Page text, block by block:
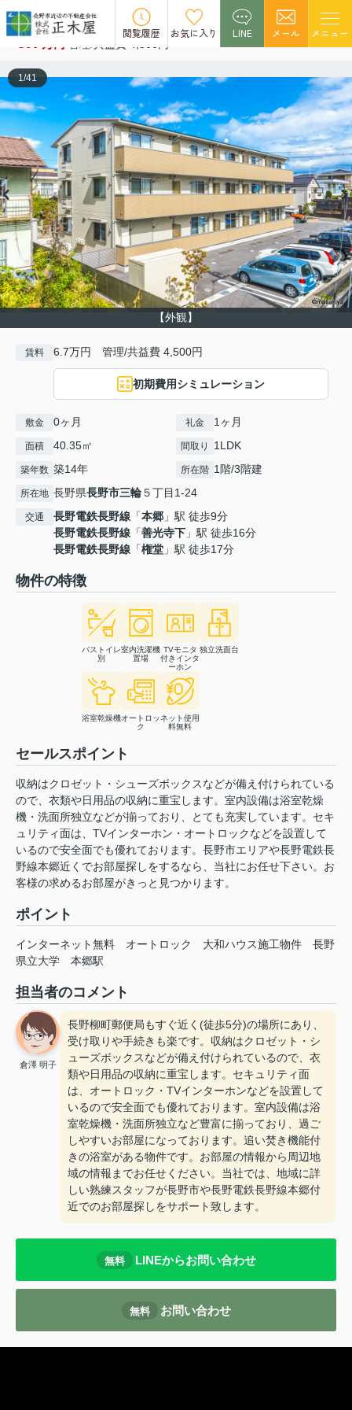
閲覧履歴 お気に入り LINE メール メニュー
アミティエ三輪 101
6.7
【外観】
1/41
賃料 6.7万円 管理/共益費 4,500円
初期費用シミュレーション
敷金 0ヶ月 礼金 1ヶ月
面積 40.35㎡ 間取り 1LDK
築年数 築14年 所在階 1階/3階建
所在地 長野県長野市三輪５丁目1-24
交通 長野電鉄長野線 「本郷 」駅 徒歩9分
長野電鉄長野線 「善光寺下 」駅 徒歩16分
長野電鉄長野線 「権堂 」駅 徒歩17分
物件の特徴
バストイレ
別
室内洗濯機
置場
TVモニタ
付きインタ
ーホン
独立洗面台
浴室乾燥機オートロッ
ク
ネット使用
料無料
セールスポイント
収納はクロゼット・シューズボックスなどが備え付けられている
ので、衣類や日用品の収納に重宝します。室内設備は浴室乾燥
機・洗面所独立などが揃っており、とても充実しています。セキ
ュリティ面は、TVインターホン・オートロックなどを設置して
いるので安全面でも優れております。長野市エリアや長野電鉄長
野線本郷近くでお部屋探しをするなら、当社にお任せ下さい。お
客様の求めるお部屋がきっと見つかります。
ポイント
インターネット無料 オートロック 大和ハウス施工物件
長野
県立大学
本郷駅
担当者のコメント
倉澤 明子
長野柳町郵便局もすぐ近く(徒歩5分)の場所にあり、
受け取りや手続きも楽です。収納はクロゼット・シ
ューズボックスなどが備え付けられているので、衣
類や日用品の収納に重宝します。セキュリティ面
は、オートロック・TVインターホンなどを設置して
いるので安全面でも優れております。室内設備は浴
室乾燥機・洗面所独立など豊富に揃っており、過ご
しやすいお部屋になっております。追い焚き機能付
きの浴室がある物件です。お部屋の情報から周辺地
域の情報までお任せください。当社では、地域に詳
しい熟練スタッフが長野市や長野電鉄長野線本郷付
近でのお部屋探しをサポート致します。
無料 LINEからお問い合わせ
無料 お問い合わせ